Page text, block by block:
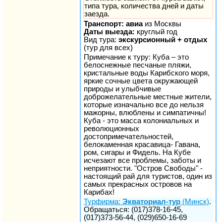
типа тура, количества дней и даты
заезда.
Транспорт: авиаиз Москвы
Даты выезда: круглый год
Вид тура: экскурсионный + отдых
(тур для всех)
Примечание к туру: Куба – это
белоснежные песчаные пляжи,
кристальные воды Карибского моря,
яркие сочные цвета окружающей
природы и улыбчивые
доброжелательные местные жители,
которые изначально все до нельзя
мажорны, влюблены и симпатичны!
Куба - это масса колониальных и
революционных
достопримечательностей,
белокаменная красавица- Гавана,
ром, сигары и Фидель. На Кубе
исчезают все проблемы, заботы и
неприятности. "Остров Свободы" -
настоящий рай для туристов, один из
самых прекрасных островов на
Карибах!
Турфирма: Экваториал-тур (Минск).
Обращаться: (017)378-16-45,
(017)373-56-44, (029)650-16-69